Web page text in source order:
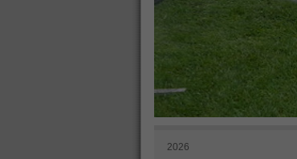
2026